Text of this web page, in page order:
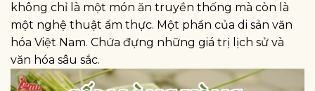
không chỉ là một món ăn truyền thống mà còn là
một nghệ thuật ẩm thực. Một phần của di sản văn
hóa Việt Nam. Chứa đựng những giá trị lịch sử và
văn hóa sâu sắc.